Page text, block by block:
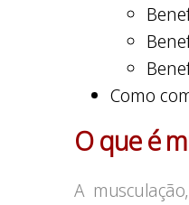
Como
O que é
A